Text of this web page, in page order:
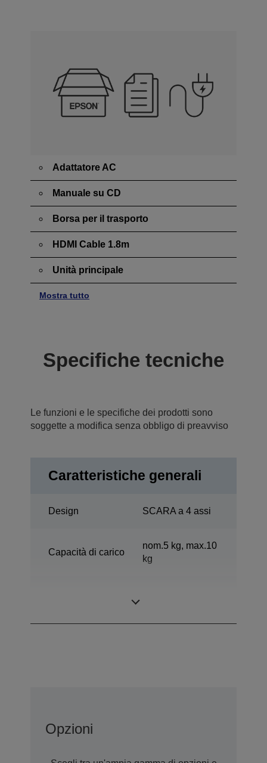
Adattatore AC
Manuale su CD
Borsa per il trasporto
HDMI Cable 1.8m
Unità principale
Mostra tutto
Specifiche tecniche
Le funzioni e le specifiche dei prodotti sono
soggette a modifica senza obbligo di preavviso
Caratteristiche generali
Design SCARA a 4 assi
Capacità di carico
nom.5 kg, max.10
kg
Opzioni